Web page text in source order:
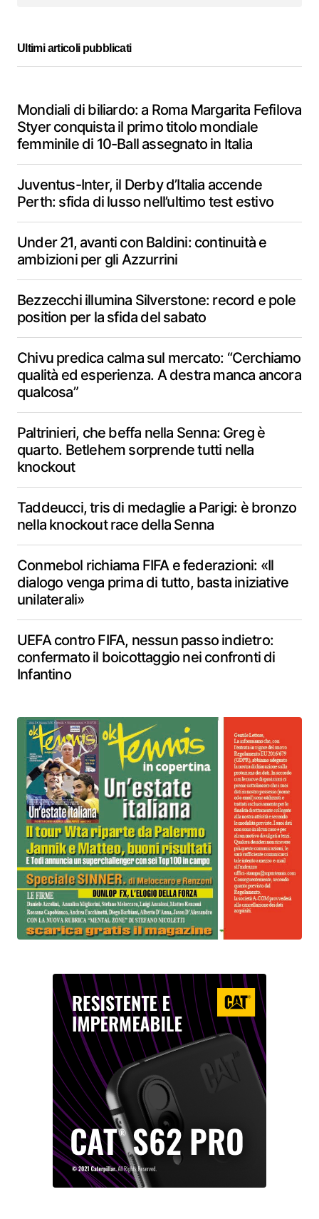
Ultimi articoli pubblicati
Mondiali di biliardo: a Roma Margarita Fefilova
Styer conquista il primo titolo mondiale
femminile di 10-Ball assegnato in Italia
Juventus-Inter, il Derby d’Italia accende
Perth: sfida di lusso nell’ultimo test estivo
Under 21, avanti con Baldini: continuità e
ambizioni per gli Azzurrini
Bezzecchi illumina Silverstone: record e pole
position per la sfida del sabato
Chivu predica calma sul mercato: “Cerchiamo
qualità ed esperienza. A destra manca ancora
qualcosa”
Paltrinieri, che beffa nella Senna: Greg è
quarto. Betlehem sorprende tutti nella
knockout
Taddeucci, tris di medaglie a Parigi: è bronzo
nella knockout race della Senna
Conmebol richiama FIFA e federazioni: «Il
dialogo venga prima di tutto, basta iniziative
unilaterali»
UEFA contro FIFA, nessun passo indietro:
confermato il boicottaggio nei confronti di
Infantino